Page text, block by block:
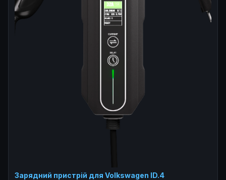
Зарядний пристрій для Volkswagen ID.4